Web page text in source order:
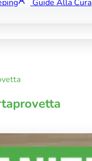
Guide Alla Cura